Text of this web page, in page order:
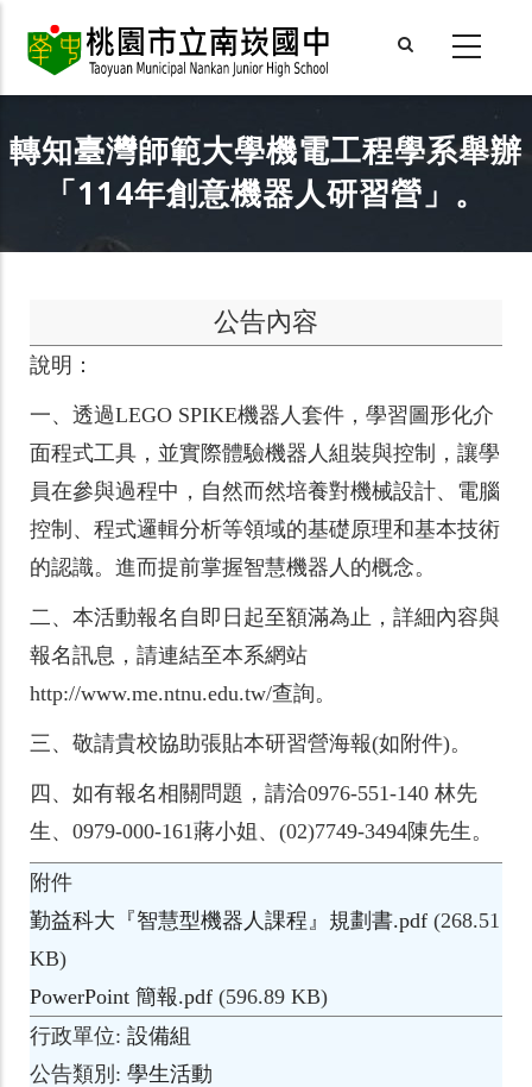
轉知臺灣師範大學機電工程學系舉辦
「114年創意機器人研習營」。
公告內容
說明：
一、 透過LEGO SPIKE機器人套件，學習圖形化介
面程式工具，並實際體驗機器人組裝與控制，讓學
員在參與過程中，自然而然培養對機械設計、電腦
控制、程式邏輯分析等領域的基礎原理和基本技術
的認識。進而提前掌握智慧機器人的概念。
二、 本活動報名自即日起至額滿為止，詳細內容與
報名訊息，請連結至本系網站
http://www.me.ntnu.edu.tw/查詢。
三、 敬請貴校協助張貼本研習營海報(如附件)。
四、 如有報名相關問題，請洽0976-551-140 林先
生、0979-000-161蔣小姐、(02)7749-3494陳先生。
附件
勤益科大『智慧型機器人課程』規劃書.pdf (268.51
KB)
PowerPoint 簡報.pdf (596.89 KB)
行政單位 設備組
公告類別
學生活動